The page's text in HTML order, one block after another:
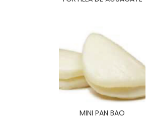
MINI PAN BAO